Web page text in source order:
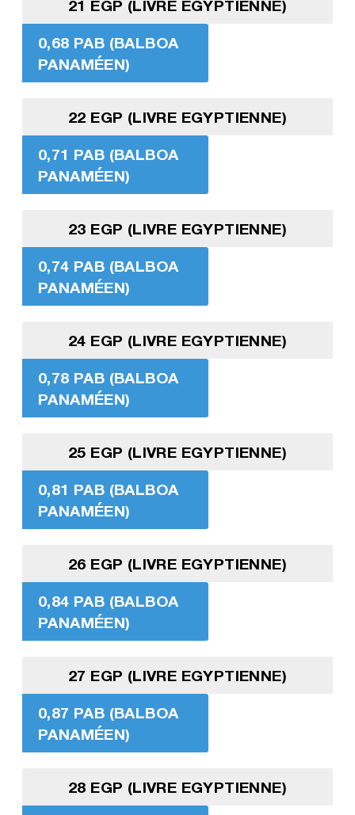
21 EGP (LIVRE EGYPTIENNE)
0,68 PAB (BALBOA
PANAMÉEN)
22 EGP (LIVRE EGYPTIENNE)
0,71 PAB (BALBOA
PANAMÉEN)
23 EGP (LIVRE EGYPTIENNE)
0,74 PAB (BALBOA
PANAMÉEN)
24 EGP (LIVRE EGYPTIENNE)
0,78 PAB (BALBOA
PANAMÉEN)
25 EGP (LIVRE EGYPTIENNE)
0,81 PAB (BALBOA
PANAMÉEN)
26 EGP (LIVRE EGYPTIENNE)
0,84 PAB (BALBOA
PANAMÉEN)
27 EGP (LIVRE EGYPTIENNE)
0,87 PAB (BALBOA
PANAMÉEN)
28 EGP (LIVRE EGYPTIENNE)